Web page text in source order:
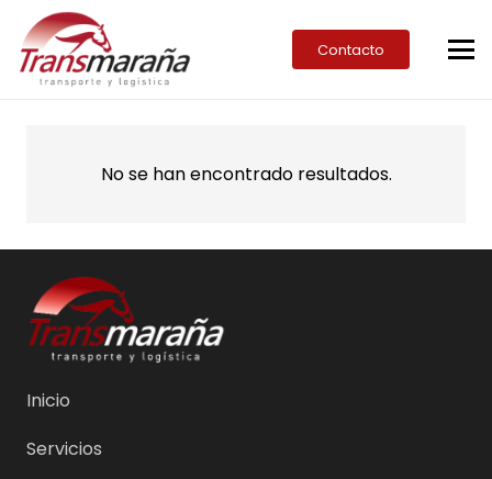
Contacto
No se han encontrado resultados.
Inicio
Servicios